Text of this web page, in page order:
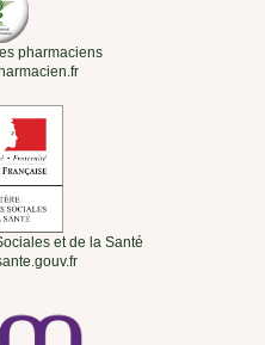
pharmaciens
et de la Santé